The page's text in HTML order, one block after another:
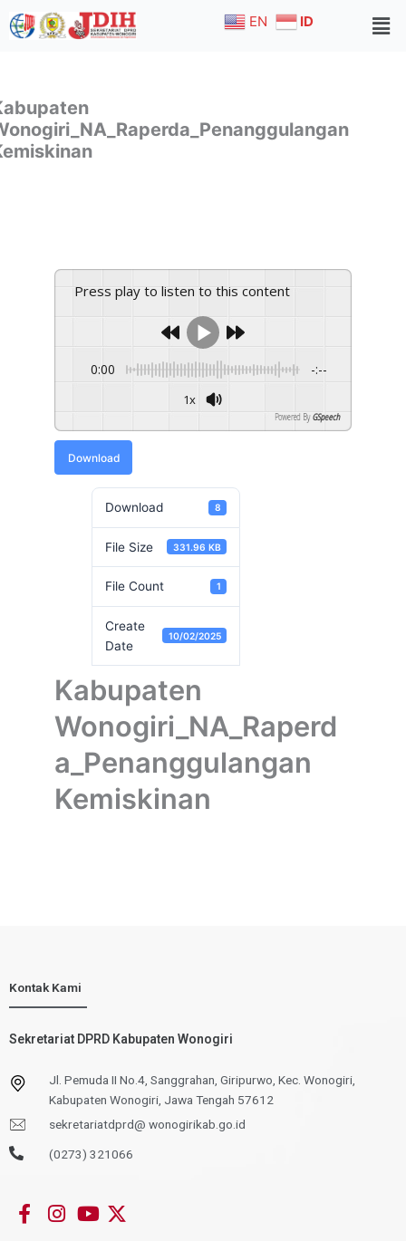
to
EN ID
Press play to listen to this content
0:00 -:--
1x
Powered By GSpeech
Download
Download 8
File Size 331.96 KB
File Count 1
Create
Date
10/02/2025
Kabupaten
Wonogiri_NA_Raperd
a_Penanggulangan
Kemiskinan
Kontak Kami
Sekretariat DPRD Kabupaten Wonogiri
Jl. Pemuda II No.4, Sanggrahan, Giripurwo, Kec. Wonogiri,
Kabupaten Wonogiri, Jawa Tengah 57612
sekretariatdprd@ wonogirikab.go.id
(0273) 321066